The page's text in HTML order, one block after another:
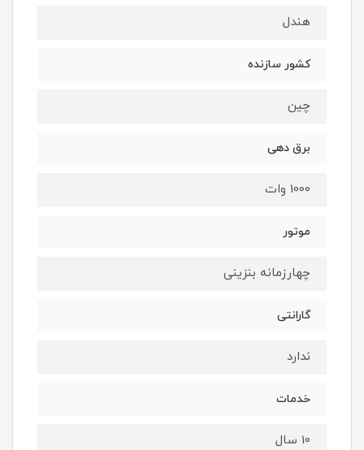
هندل
کشور سازنده
چین
برق دهی
1000 وات
موتور
چهارزمانه بنزینی
گارانتی
ندارد
خدمات
10 سال